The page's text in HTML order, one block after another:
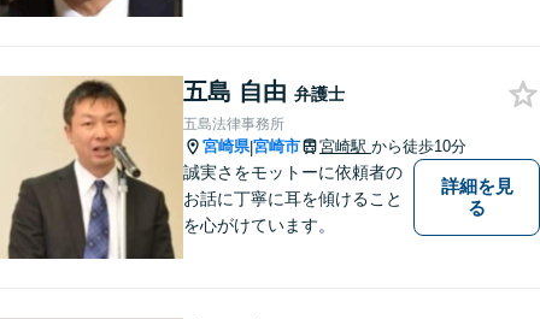
五島 自由 弁護士
五島法律事務所
宮崎県|宮崎市 宮崎駅 から徒歩10分
誠実さをモットーに依頼者の
お話に丁寧に耳を傾けること
を心がけています。
詳細を見
る